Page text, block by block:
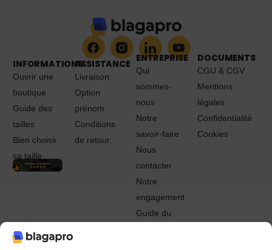
INFORMATIONS
Ouvrir une
boutique
Guide des
tailles
Bien choisir
sa taille
ASSISTANCE
Livraison
Option
prénom
Conditions
de retour
ENTREPRISE
Qui
sommes-
nous
Notre
savoir-faire
Nous
contacter
Notre
engagement
Guide du
DOCUMENTS
CGU & CGV
Mentions
légales
Confidentialité
Cookies
© 2022 - 2024 Blagapro. Tous droits réservés. Textiles